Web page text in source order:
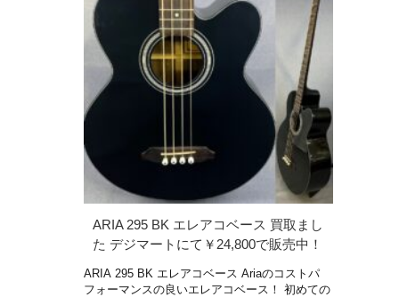
ARIA 295 BK エレアコベース 買取まし
た デジマートにて￥24,800で販売中！
ARIA 295 BK エレアコベース Ariaのコストパ
フォーマンスの良いエレアコベース！ 初めての